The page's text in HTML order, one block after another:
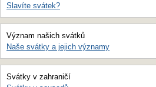
Slavíte svátek?
Význam našich svátků
Naše svátky a jejich významy
Svátky v zahraničí